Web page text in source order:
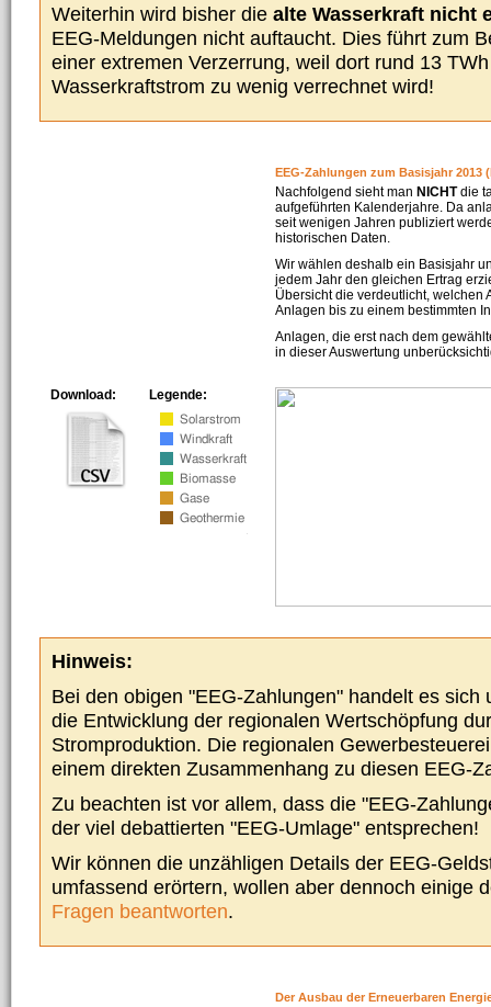
Weiterhin wird bisher die alte Wasserkraft nicht
EEG-Meldungen nicht auftaucht. Dies führt zum
einer extremen Verzerrung, weil dort rund 13
Wasserkraftstrom zu wenig verrechnet wird!
EEG-Zahlungen zum Basisjahr 2013
Nachfolgend sieht man NICHTdie
aufgeführten Kalenderjahre. Da
seit wenigen Jahren publiziert
historischen Daten.
Wir wählen deshalb ein Basisjahr
jedem Jahr den gleichen Ertrag
Übersicht die verdeutlicht, welchen
Anlagen bis zu einem bestimmten
Anlagen, die erst nach dem
in dieser Auswertung
Legende:
Download:
Hinweis:
Bei den obigen "EEG-Zahlungen" handelt es sich
die Entwicklung der regionalen Wertschöpfung
Stromproduktion. Die regionalen
einem direkten Zusammenhang zu diesen EEG-
Zu beachten ist vor allem, dass die "EEG-
der viel debattierten "EEG-Umlage" entsprechen!
Wir können die unzähligen Details der EEG-
umfassend erörtern, wollen aber dennoch einige
Fragen beantworten.
Der Ausbau der Erneuerbaren